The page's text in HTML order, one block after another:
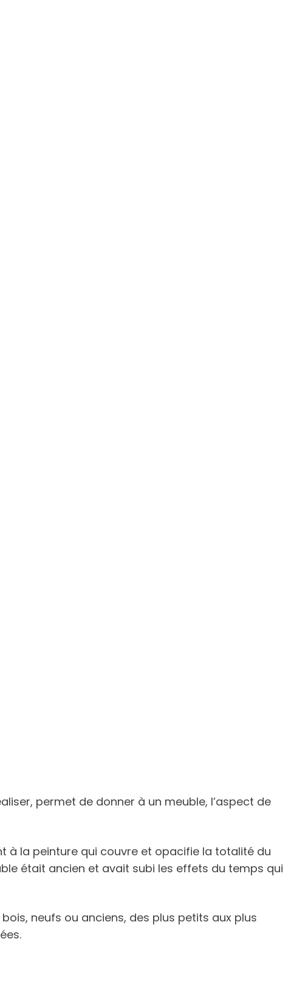
permet de donner à un meuble, l’aspect de
à la peinture qui couvre et opacifie la totalité du
était ancien et avait subi les effets du temps qui
neufs ou anciens, des plus petits aux plus